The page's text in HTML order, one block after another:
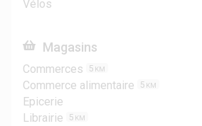
Vélos
Magasins
Commerces 5 KM
Commerce alimentaire 5 KM
Epicerie
Librairie
5 KM